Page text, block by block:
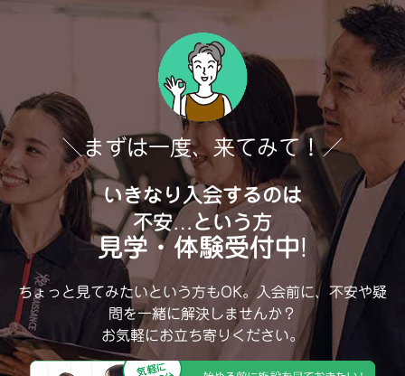
＼まずは一度、来てみて！／
いきなり入会するのは
不安…という方
見学・体験受付中!
ちょっと見てみたいという方もOK。 入会前に、不安や疑
問を一緒に解決しませんか？
お気軽にお立ち寄りください。